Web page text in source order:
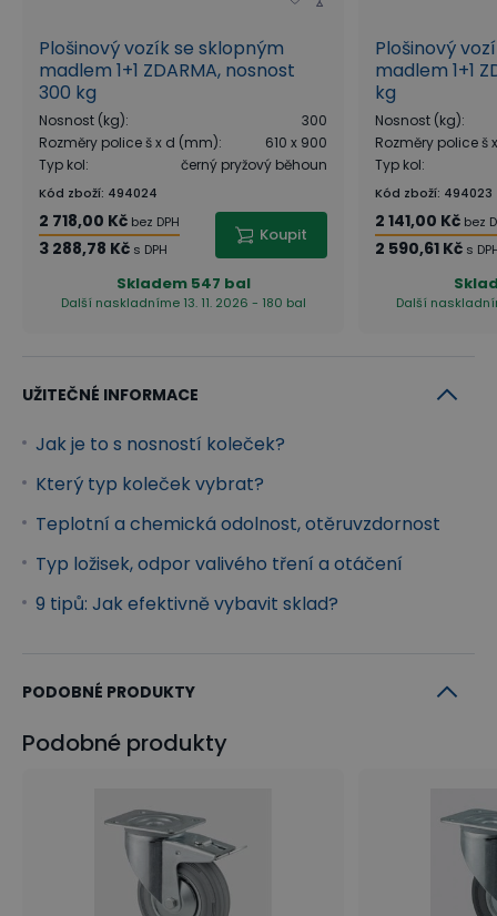
Plošinový vozík se sklopným
madlem 1+1 ZDARMA, nosnost
300 kg
Nosnost (kg):
300
Rozměry police š x d (mm):
610 x 900
Typ kol: černý pryžový běhoun
Kód zboží: 494024
2 718,00 Kč bez DPH
3 288,78 Kč s DPH
Koupit
Skladem 547 bal
Další naskladníme 13. 11. 2026 - 180 bal
Plošinový
madlem 1+1
kg
Nosnost (kg):
Rozměry police š
Typ kol:
Kód zboží: 494023
2 141,00 Kč bez
2 590,61 Kč s
Další
UŽITEČNÉ INFORMACE
Jak je to s nosností koleček?
Který typ koleček vybrat?
Teplotní a chemická odolnost, otěruvzdornost
Typ ložisek, odpor valivého tření a otáčení
9 tipů: Jak efektivně vybavit sklad?
PODOBNÉ PRODUKTY
Podobné produkty